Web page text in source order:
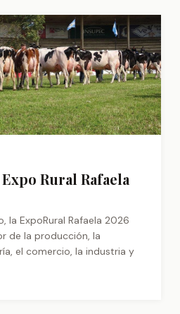
Rural Rafaela
la ExpoRural Rafaela 2026
de la producción, la
el comercio, la industria y